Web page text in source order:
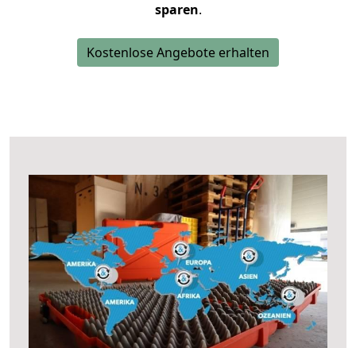
sparen.
Kostenlose Angebote erhalten